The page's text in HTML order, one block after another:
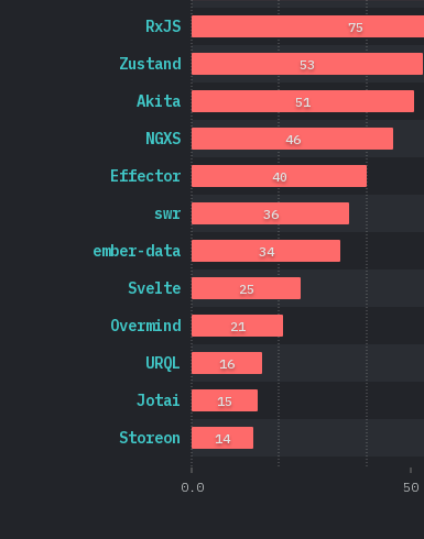
0.0 50
Storeon
Jotai
URQL
Overmind
Svelte
ember-data
swr
Effector
NGXS
Akita
Zustand
RxJS
14
15
16
21
25
34
36
40
46
51
53
75